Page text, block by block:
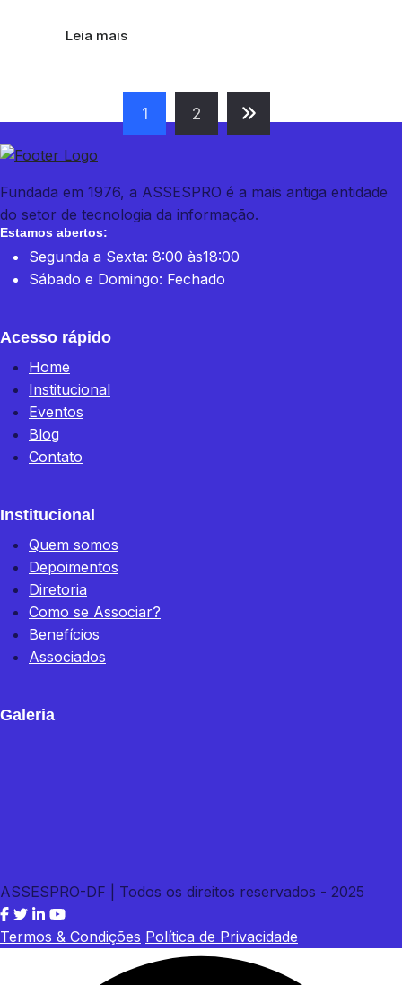
Leia mais
1 2
Fundada em 1976, a ASSESPRO é a mais antiga entidade
do setor de tecnologia da informação.
Estamos abertos:
Segunda a Sexta: 8:00 às18:00
Sábado e Domingo: Fechado
Acesso rápido
Home
Institucional
Eventos
Blog
Contato
Institucional
Quem somos
Depoimentos
Diretoria
Como se Associar?
Benefícios
Associados
Galeria
ASSESPRO-DF | Todos os direitos reservados - 2025
Termos & Condições Política de Privacidade